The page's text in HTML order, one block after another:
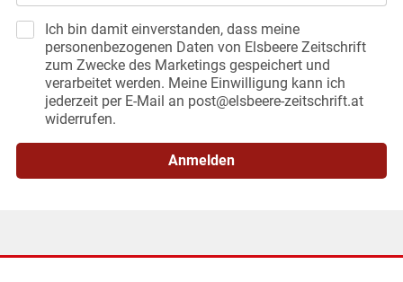
Ich bin damit einverstanden, dass meine
personenbezogenen Daten von Elsbeere Zeitschrift
zum Zwecke des Marketings gespeichert und
verarbeitet werden. Meine Einwilligung kann ich
jederzeit per E-Mail an post@elsbeere-zeitschrift.at
widerrufen.
Anmelden